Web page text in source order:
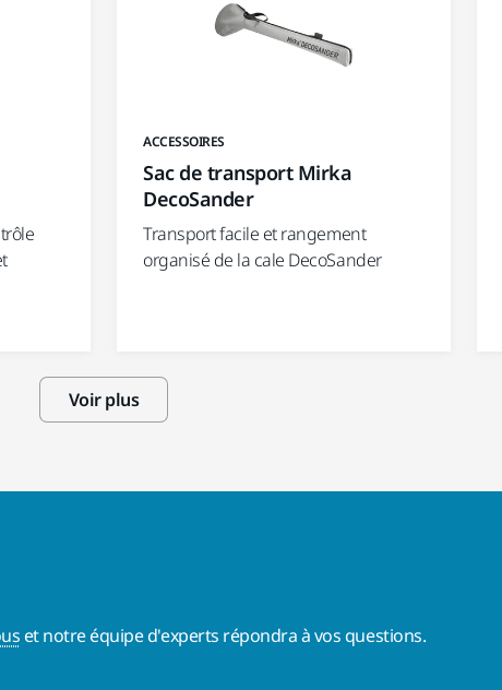
ACCESSOIRES
Sac de transport Mirka
DecoSander
Transport facile et rangement
organisé de la cale DecoSander
Voir plus
et notre équipe d'experts répondra à vos questions.